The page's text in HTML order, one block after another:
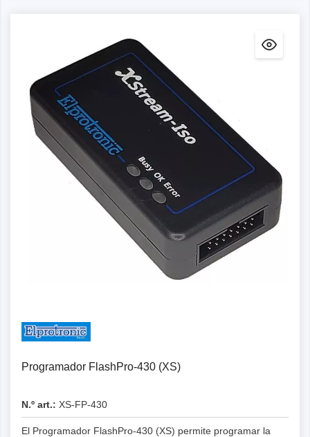
Programador FlashPro-430 (XS)
N.º art.: XS-FP-430
El Programador FlashPro-430 (XS) permite programar la